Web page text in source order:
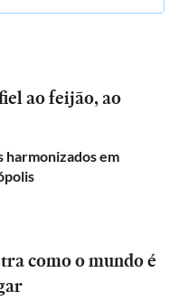
ao feijão, ao
harmonizados em
como o mundo é